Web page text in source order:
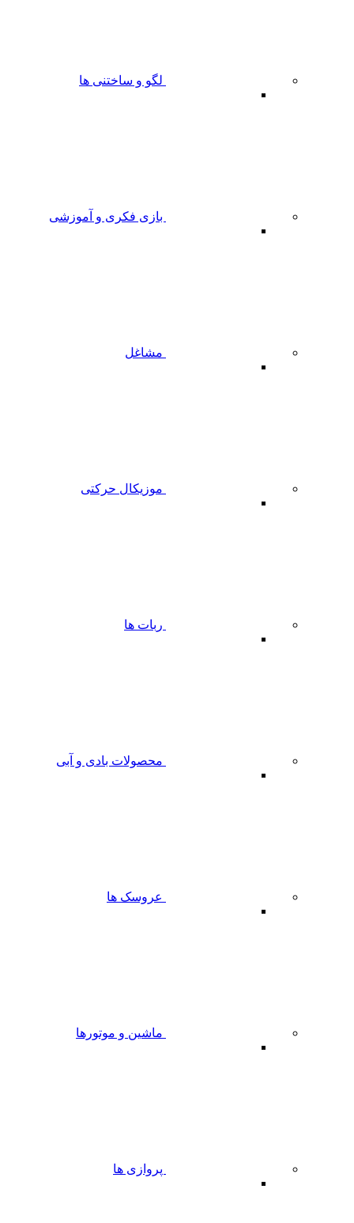
لگو و ساختنی ها
بازی فکری و آموزشی
مشاغل
موزیکال حرکتی
ربات ها
محصولات بادی و آبی
عروسک ها
ماشین و موتورها
پروازی ها